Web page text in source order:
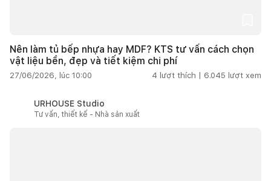
Nên làm tủ bếp nhựa hay MDF? KTS tư vấn cách chọn
vật liệu bền, đẹp và tiết kiệm chi phí
27/06/2026, lúc 10:00 4 lượt thích | 6.045 lượt xem
URHOUSE Studio
Tư vấn, thiết kế - Nhà sản xuất